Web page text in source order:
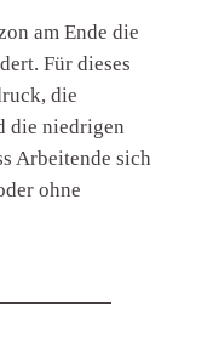
am Ende die
Für dieses
die
die niedrigen
Arbeitende sich
ohne